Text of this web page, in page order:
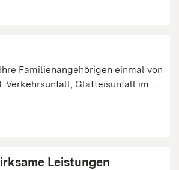
Familienangehörigen einmal von
Verkehrsunfall, Glatteisunfall im...
Leistungen